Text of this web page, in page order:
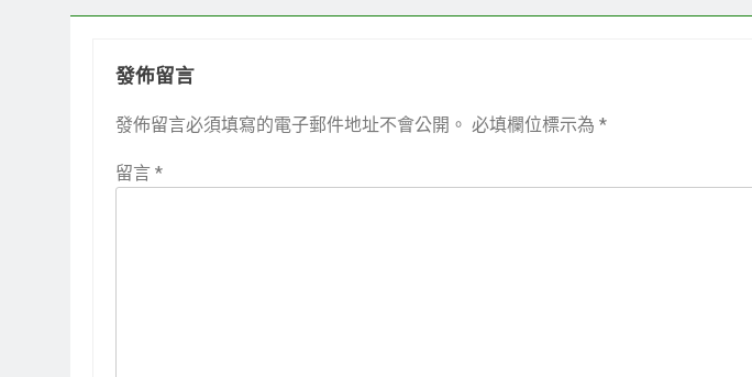
發佈留言
發佈留言必須填寫的電子郵件地址不會公開。 必填欄位標示為 *
留言 *